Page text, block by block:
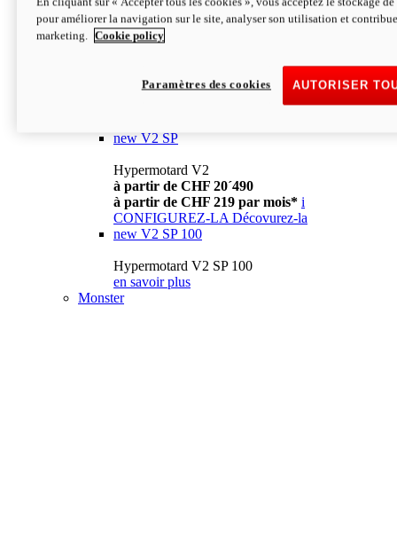
à partir de CHF 13´990 i
CONFIGUREZ-LA Décovurez-la
newV2
à partir de CHF 15´990
à partir de CHF 169 par mois* i
new V2 SP
Hypermotard V2
à partir de CHF 20´490
à partir de CHF 219 par mois* i
CONFIGUREZ-LA Décovurez-la
new V2 SP 100
Hypermotard V2 SP 100
en savoir plus
Monster
pour améliorer la navigation sur le site, analyser son utilisation et
marketing.
Cookie policy
AUTORISER
Paramètres des cookies